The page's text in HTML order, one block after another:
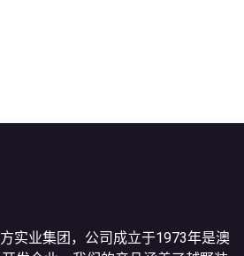
实业集团，公司成立于1973年是澳